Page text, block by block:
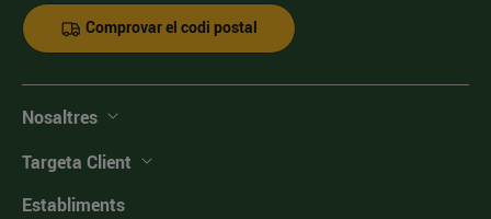
Comprovar el codi postal
Nosaltres
Targeta Client
Establiments